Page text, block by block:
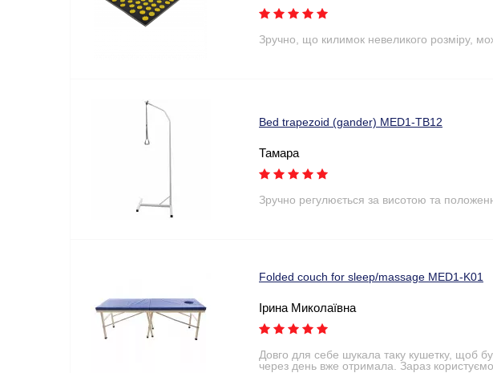
Зручно, що килимок невеликого розміру,
Bed trapezoid (gander) MED1-TB12
Тамара
Зручно регулюється за висотою та
Folded couch for sleep/massage MED1-K01
Ірина Миколаївна
Довго для себе шукала таку кушетку, щоб
через день вже отримала. Зараз